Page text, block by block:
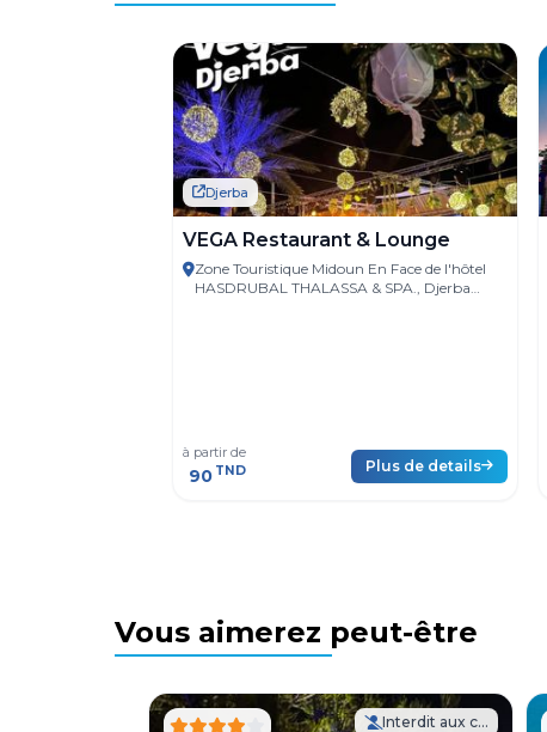
Djerba
VEGA Restaurant & Lounge
Zone Touristique Midoun En Face de l'hôtel
HASDRUBAL THALASSA & SPA., Djerba
à partir de
90 TND Plus de details
Vous aimerez peut-être
Interdit aux célibataires